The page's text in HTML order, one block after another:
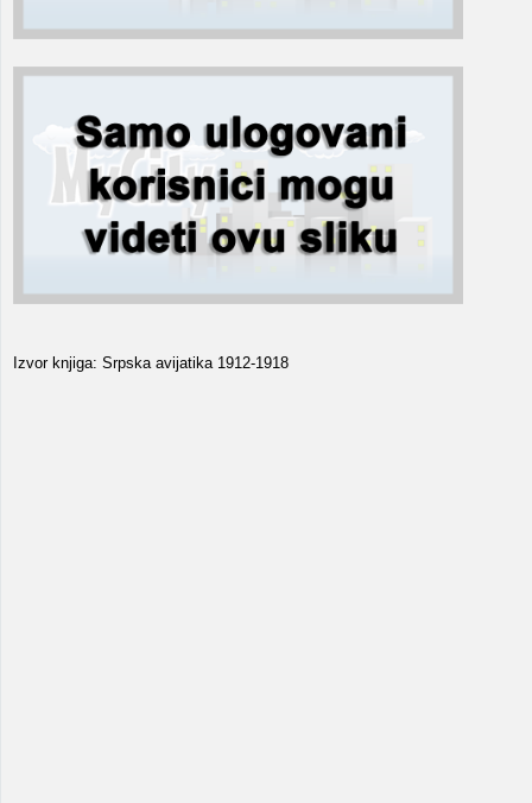
Izvor knjiga: Srpska avijatika 1912-1918